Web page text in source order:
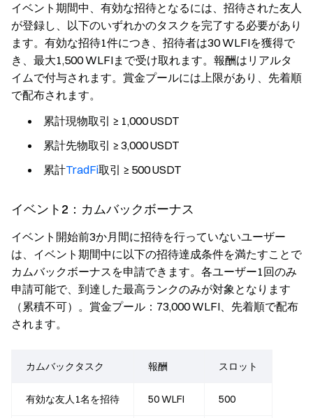
イベント期間中、有効な招待となるには、招待された友人
が登録し、以下のいずれかのタスクを完了する必要があり
ます。有効な招待1件につき、招待者は30 WLFIを獲得で
き、最大1,500 WLFIまで受け取れます。報酬はリアルタ
イムで付与されます。賞金プールには上限があり、先着順
で配布されます。
累計現物取引 ≥ 1,000 USDT
累計先物取引 ≥ 3,000 USDT
累計TradFi取引 ≥ 500 USDT
イベント2：カムバックボーナス
イベント開始前3か月間に招待を行っていないユーザー
は、イベント期間中に以下の招待達成条件を満たすことで
カムバックボーナスを申請できます。各ユーザー1回のみ
申請可能で、到達した最高ランクのみが対象となります
（累積不可）。賞金プール：73,000 WLFI、先着順で配布
されます。
カムバックタスク 報酬 スロット
有効な友人1名を招待 50 WLFI 500